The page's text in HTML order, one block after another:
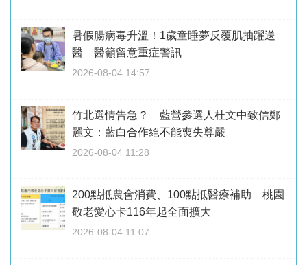
暑假腸病毒升溫！1歲童睡夢反覆肌抽躍送
醫 醫籲留意重症警訊
2026-08-04 14:57
竹北選情告急？ 藍營參選人杜文中致信鄭
麗文：藍白合作絕不能喪失尊嚴
2026-08-04 11:28
200點抵農會消費、100點抵醫療補助 桃園
敬老愛心卡116年起全面擴大
2026-08-04 11:07